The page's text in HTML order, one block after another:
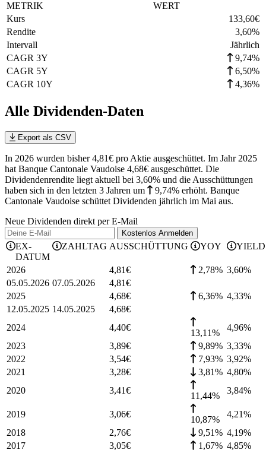
METRIK
WERT
Kurs
133,60€
Rendite
3,60%
Intervall
Jährlich
CAGR 3Y
9,74%
CAGR 5Y
6,50%
CAGR 10Y
4,36%
Alle Dividenden-Daten
Export als CSV
In 2026 wurden bisher 4,81€ pro Aktie ausgeschüttet. Im Jahr 2025
hat Banque Cantonale Vaudoise 4,68€ ausgeschüttet. Die
Dividendenrendite liegt aktuell bei 3,60% und die Ausschüttungen
haben sich in den letzten 3 Jahren um 9,74% erhöht. Banque
Cantonale Vaudoise schüttet Dividenden jährlich im Mai aus.
Neue Dividenden direkt per E-Mail
Kostenlos Anmelden
EX-
DATUM
ZAHLTAG AUSSCHÜTTUNG YOY YIELD
2026 4,81€ 2,78% 3,60%
05.05.2026 07.05.2026 4,81€
2025
4,68€ 6,36% 4,33%
12.05.2025 14.05.2025 4,68€
2024
4,40€
13,11%
4,96%
2023
3,89€ 9,89% 3,33%
2022
3,54€ 7,93% 3,92%
2021
3,28€ 3,81% 4,80%
2020
3,41€
11,44%
3,84%
2019 3,06€
10,87%
4,21%
2018
2,76€ 9,51% 4,19%
2017
3,05€ 1,67% 4,85%